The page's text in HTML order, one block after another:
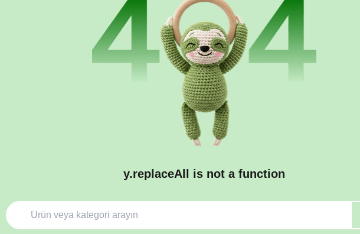
y.replaceAll is not a function